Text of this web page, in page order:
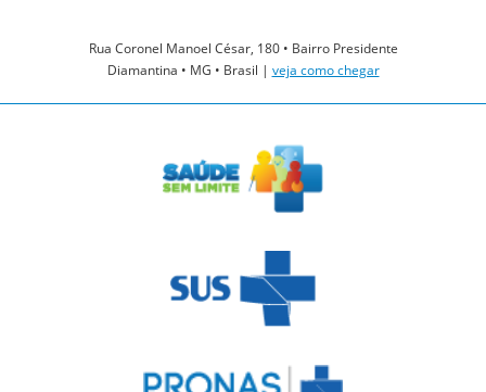
Rua Coronel Manoel César, 180 • Bairro Presidente
Diamantina • MG • Brasil | veja como chegar